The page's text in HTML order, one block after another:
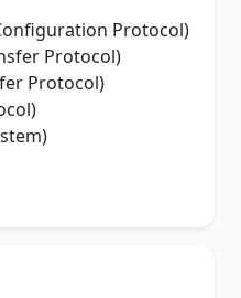
Protocol)
Protocol)
Protocol)